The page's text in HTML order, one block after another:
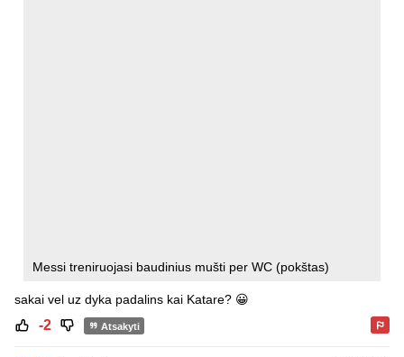
Messi treniruojasi baudinius mušti per WC (pokštas)
sakai vel uz dyka padalins kai Katare? 😀
-2 Atsakyti